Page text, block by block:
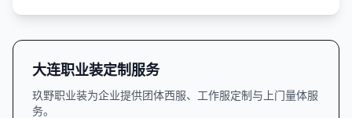
大连职业装定制服务
玖野职业装为企业提供团体西服、工作服定制与上门量体服
务。